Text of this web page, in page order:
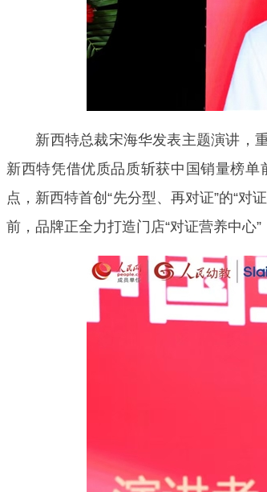
新西特总裁宋海华发表主题演讲，重
新西特凭借优质品质斩获中国销量榜
点，新西特首创“先分型、再对证”的“对
前，品牌正全力打造门店“对证营养中心